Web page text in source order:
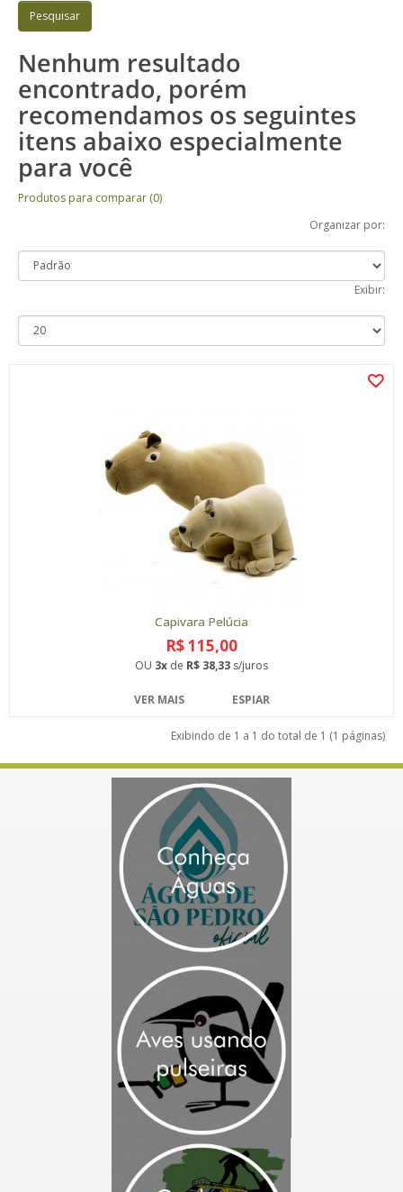
Nenhum resultado
encontrado, porém
recomendamos os seguintes
itens abaixo especialmente
para você
Produtos para comparar (0)
Organizar por:
Exibir:
Capivara Pelúcia
R$ 115,00
OU 3x de R$ 38,33 s/juros
VER MAIS ESPIAR
Exibindo de 1 a 1 do total de 1 (1 páginas)